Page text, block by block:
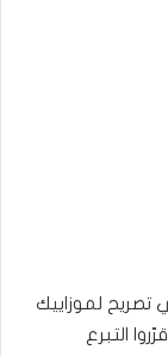
تصريح لموزاييك
كتلته قرّروا التبرع